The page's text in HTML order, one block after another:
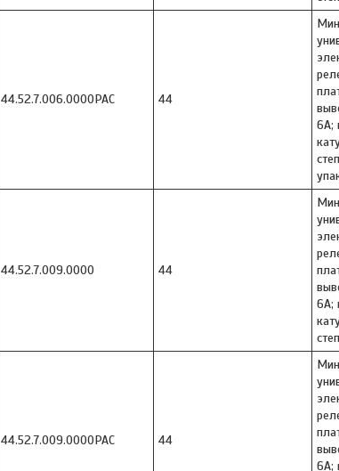
44.52.7.006.0000PAC 44
6A;
44.52.7.009.0000 44
6A;
44.52.7.009.0000PAC 44
6A;